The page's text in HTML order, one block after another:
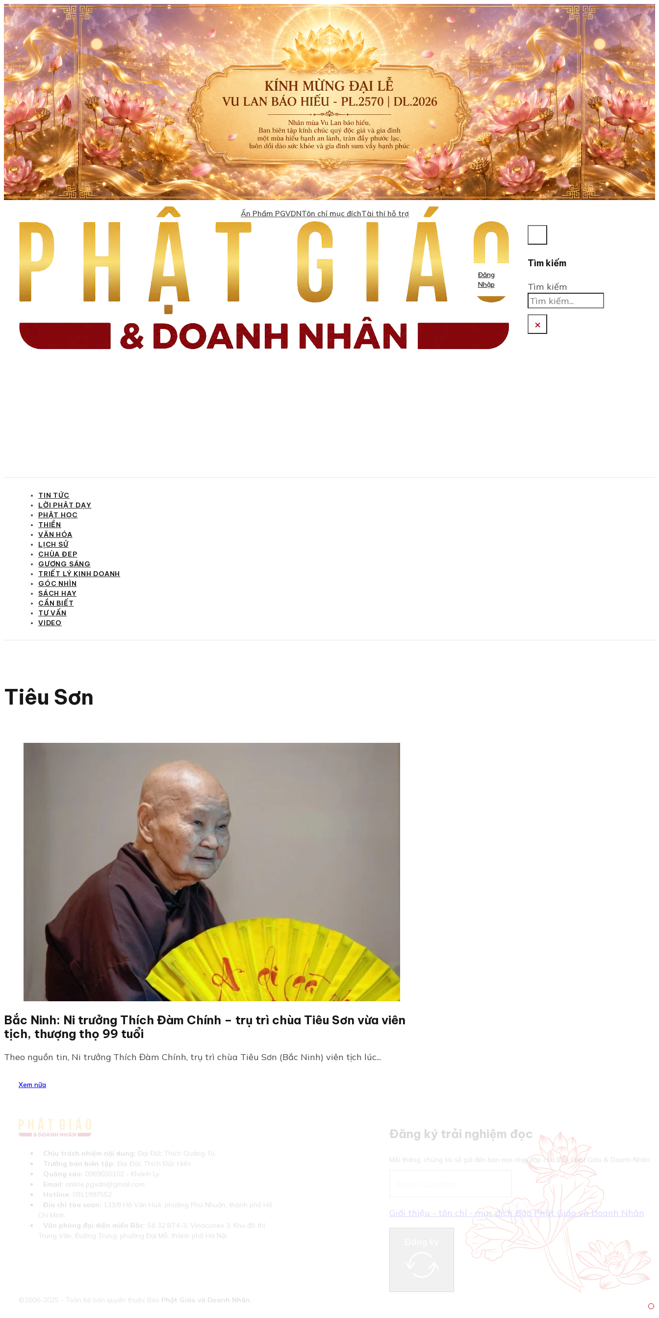
Ấn Phẩm PGVDNTôn chỉ mục đíchTài thí hỗ trợ
Đăng
Nhập
Tìm kiếm
Tìm kiếm
×
TIN TỨC
LỜI PHẬT DẠY
PHẬT HỌC
THIỀN
VĂN HÓA
LỊCH SỬ
CHÙA ĐẸP
GƯƠNG SÁNG
TRIẾT LÝ KINH DOANH
GÓC NHÌN
SÁCH HAY
CẦN BIẾT
TƯ VẤN
VIDEO
Tiêu Sơn
Bắc Ninh: Ni trưởng Thích Đàm Chính – trụ trì chùa Tiêu Sơn vừa viên
tịch, thượng thọ 99 tuổi
Theo nguồn tin, Ni trưởng Thích Đàm Chính, trụ trì chùa Tiêu Sơn (Bắc Ninh) viên tịch lúc...
Xem nữa
Chịu trách nhiệm nội dung: Đại Đức Thích Quảng Tú
Trưởng ban biên tập: Đại Đức Thích Đức Hiển
Quảng cáo: 0989030102 - Khánh Ly
Email: online.pgvdn@gmail.com
Hotline: 0911997552
Địa chỉ tòa soạn: 133/8 Hồ Văn Huê, phường Phú Nhuận, thành phố Hồ
Chí Minh
Văn phòng đại diện miền Bắc: Số 32 BT4-3, Vinaconex 3, Khu đô thị
Trung Văn, Đường Trung, phường Đại Mỗ, thành phố Hà Nội
Đăng ký trải nghiệm đọc
Mỗi tháng, chúng tôi sẽ gửi đến bạn mọi nhịp đập của Báo Phật Giáo & Doanh Nhân
Giới thiệu - tôn chỉ - mục đích Báo Phật Giáo và Doanh Nhân
©2006-2025 - Toàn bộ bản quyền thuộc Báo Phật Giáo và Doanh Nhân